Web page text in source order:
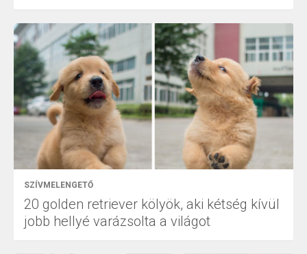
SZÍVMELENGETŐ
20 golden retriever kölyök, aki kétség kívül
jobb hellyé varázsolta a világot